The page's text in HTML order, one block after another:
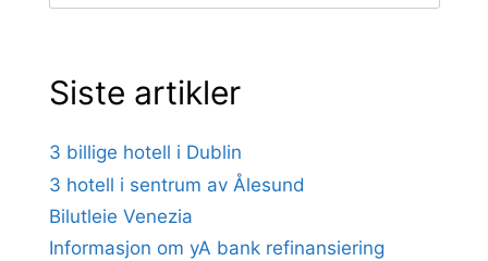
for:
Siste artikler
3 billige hotell i Dublin
3 hotell i sentrum av Ålesund
Bilutleie Venezia
Informasjon om yA bank refinansiering